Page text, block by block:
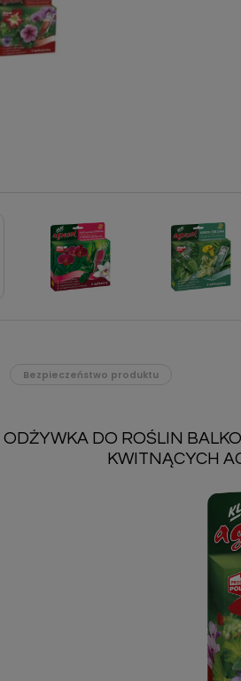
Bezpieczeństwo produktu
ODŻYWKA DO ROŚLIN
KWITNĄCYCH